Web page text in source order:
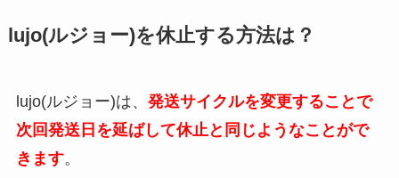
lujo(ルジョー)を休止する方法は？
lujo(ルジョー)は、 発送サイクルを変更することで
次回発送日を延ばして休止と同じようなことがで
きます。